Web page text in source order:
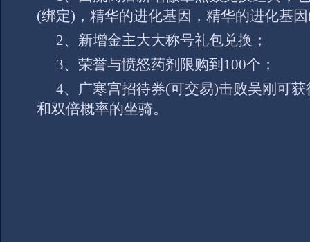
(绑定) ，精华的进化基因，精华的进化基因
2、 新增金主大大称号礼包兑换；
3、 荣誉与愤怒药剂限购到 100个；
4、 广寒宫招待券(可交易)击败吴刚可获
和双倍概率的坐骑。